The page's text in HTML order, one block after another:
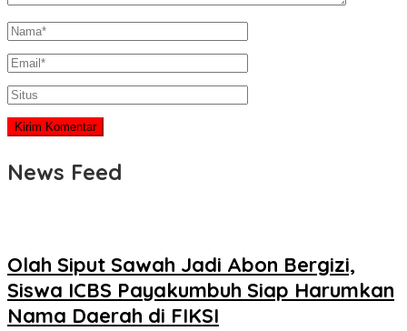
News Feed
Olah Siput Sawah Jadi Abon Bergizi,
Siswa ICBS Payakumbuh Siap Harumkan
Nama Daerah di FIKSI